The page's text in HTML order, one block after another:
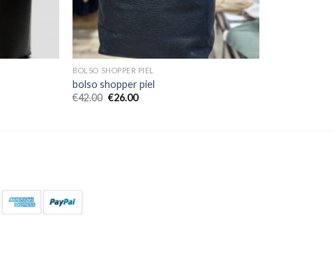
BOLSO SHOPPER PIEL
bolso shopper piel
€42.00 €26.00